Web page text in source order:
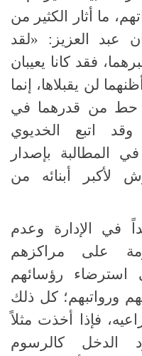
ما أثار الكثير من
عبد العزيز: «لقد
فقد كانا يعيبان
لن يقبلاها، إنما
حط من قدرهما في
اتبع الخديوي
المطالبة بإصدار
لأكبر أبنائه من
في الإدارة وعدم
على مراكزهم
استرضاء رؤسائهم
ورواتبهم؛ كل ذلك
فإذا أخذت مثلاً
الدخل كالرسوم